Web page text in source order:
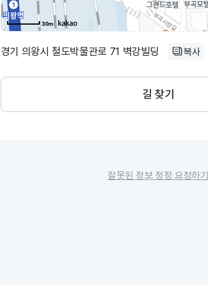
30m
경기 의왕시 철도박물관로 71 벽강빌딩 복사
길 찾기
잘못된 정보 정정 요청하기